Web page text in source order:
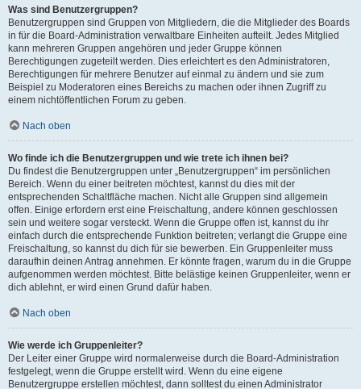
Was sind Benutzergruppen?
Benutzergruppen sind Gruppen von Mitgliedern, die die Mitglieder des Boards
in für die Board-Administration verwaltbare Einheiten aufteilt. Jedes Mitglied
kann mehreren Gruppen angehören und jeder Gruppe können
Berechtigungen zugeteilt werden. Dies erleichtert es den Administratoren,
Berechtigungen für mehrere Benutzer auf einmal zu ändern und sie zum
Beispiel zu Moderatoren eines Bereichs zu machen oder ihnen Zugriff zu
einem nichtöffentlichen Forum zu geben.
Nach oben
Wo finde ich die Benutzergruppen und wie trete ich ihnen bei?
Du findest die Benutzergruppen unter „Benutzergruppen“ im persönlichen
Bereich. Wenn du einer beitreten möchtest, kannst du dies mit der
entsprechenden Schaltfläche machen. Nicht alle Gruppen sind allgemein
offen. Einige erfordern erst eine Freischaltung, andere können geschlossen
sein und weitere sogar versteckt. Wenn die Gruppe offen ist, kannst du ihr
einfach durch die entsprechende Funktion beitreten; verlangt die Gruppe eine
Freischaltung, so kannst du dich für sie bewerben. Ein Gruppenleiter muss
daraufhin deinen Antrag annehmen. Er könnte fragen, warum du in die Gruppe
aufgenommen werden möchtest. Bitte belästige keinen Gruppenleiter, wenn er
dich ablehnt, er wird einen Grund dafür haben.
Nach oben
Wie werde ich Gruppenleiter?
Der Leiter einer Gruppe wird normalerweise durch die Board-Administration
festgelegt, wenn die Gruppe erstellt wird. Wenn du eine eigene
Benutzergruppe erstellen möchtest, dann solltest du einen Administrator